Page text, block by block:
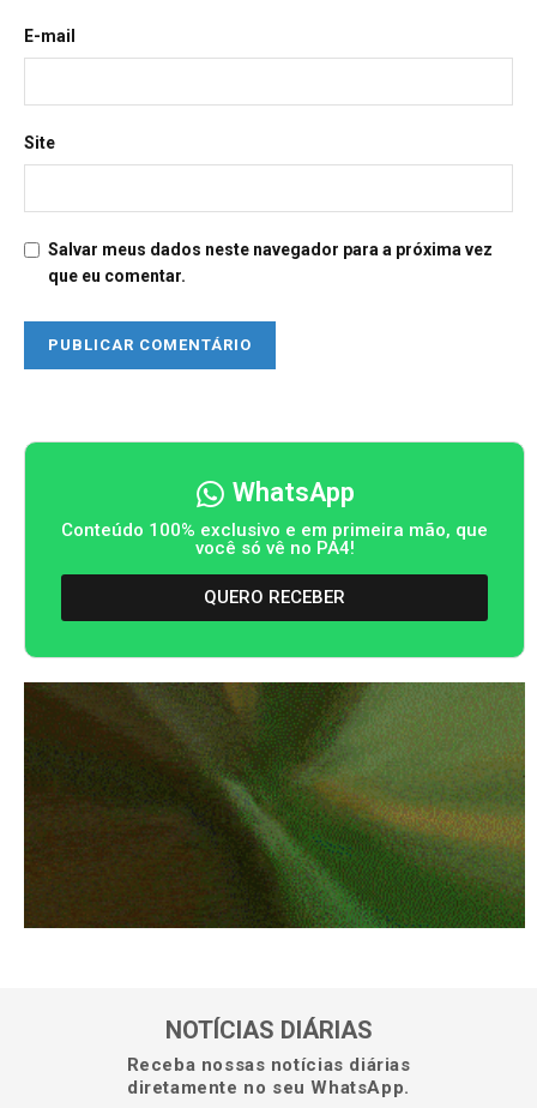
E-mail
Site
Salvar meus dados neste navegador para a próxima vez
que eu comentar.
WhatsApp
Conteúdo 100% exclusivo e em primeira mão, que
você só vê no PA4!
QUERO RECEBER
NOTÍCIAS DIÁRIAS
Receba nossas notícias diárias
diretamente no seu WhatsApp.